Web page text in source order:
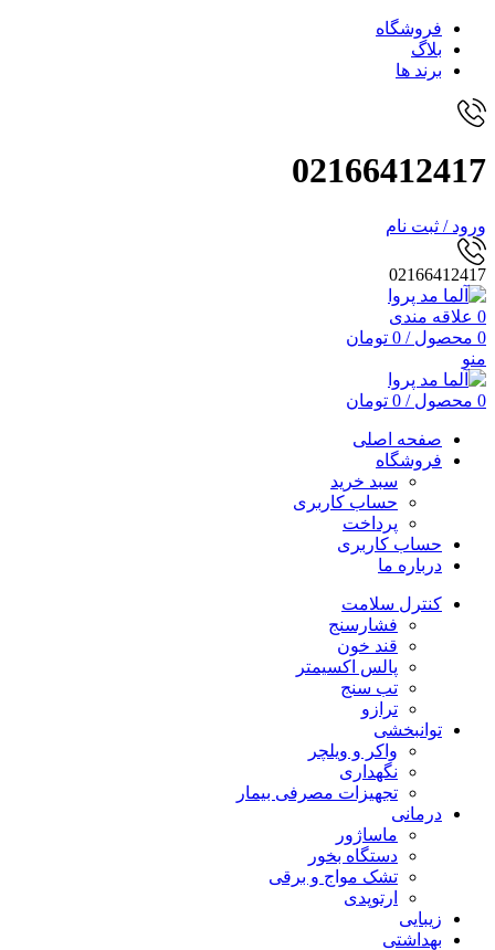
فروشگاه
بلاگ
برند ها
02166412417
ورود / ثبت نام
02166412417
0 علاقه مندی
0 محصول /
0 تومان
منو
0 محصول /
0 تومان
صفحه اصلی
فروشگاه
سبد خرید
حساب کاربری
پرداخت
حساب کاربری
درباره ما
کنترل سلامت
فشارسنج
قند خون
پالس اکسیمتر
تب سنج
ترازو
توانبخشی
واکر و ویلچر
نگهداری
تجهیزات مصرفی بیمار
درمانی
ماساژور
دستگاه بخور
تشک مواج و برقی
ارتوپدی
زیبایی
بهداشتی